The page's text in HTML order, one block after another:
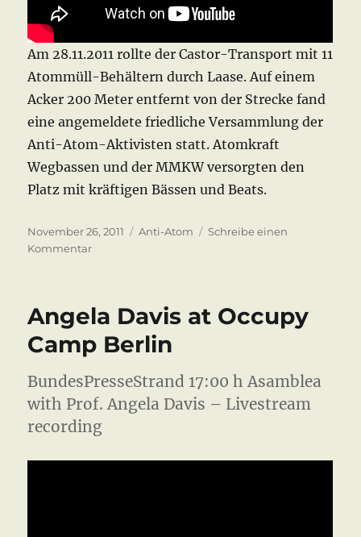
Am 28.11.2011 rollte der Castor-Transport mit 11
Atommüll-Behältern durch Laase. Auf einem
Acker 200 Meter entfernt von der Strecke fand
eine angemeldete friedliche Versammlung der
Anti-Atom-Aktivisten statt. Atomkraft
Wegbassen und der MMKW versorgten den
Platz mit kräftigen Bässen und Beats.
Veröffentlicht
am
November 26, 2011 Kategorien
Anti-Atom
Schreibe einen
Kommentarzu
Angela Davis at Occupy
Camp Berlin
BundesPresseStrand 17:00 h Asamblea
with Prof. Angela Davis – Livestream
recording